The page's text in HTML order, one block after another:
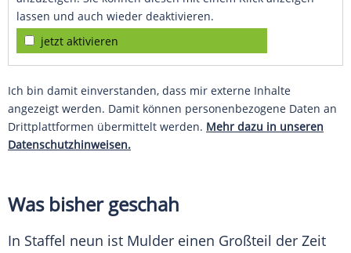
lassen und auch wieder deaktivieren.
jetzt aktivieren
Ich bin damit einverstanden, dass mir externe Inhalte
angezeigt werden. Damit können personenbezogene Daten an
Drittplattformen übermittelt werden. Mehr dazu in unseren
Datenschutzhinweisen.
Was bisher geschah
In Staffel neun ist Mulder einen Großteil der Zeit